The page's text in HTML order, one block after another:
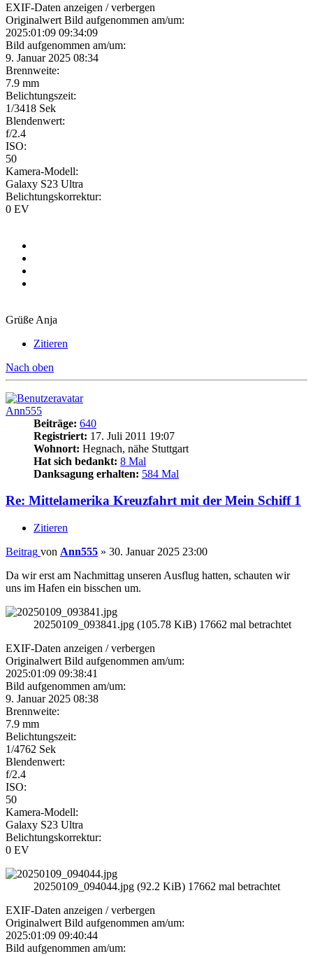
EXIF-Daten anzeigen / verbergen
Originalwert Bild aufgenommen am/um:
2025:01:09 09:34:09
Bild aufgenommen am/um:
9. Januar 2025 08:34
Brennweite:
7.9 mm
Belichtungszeit:
1/3418 Sek
Blendenwert:
f/2.4
ISO:
50
Kamera-Modell:
Galaxy S23 Ultra
Belichtungskorrektur:
0 EV
Grüße Anja
Zitieren
Nach oben
Ann555
Beiträge: 640
Registriert: 17. Juli 2011 19:07
Wohnort: Hegnach, nähe Stuttgart
Hat sich bedankt: 8 Mal
Danksagung erhalten: 584 Mal
Re: Mittelamerika Kreuzfahrt mit der Mein Schiff 1
Zitieren
Beitrag von Ann555 » 30. Januar 2025 23:00
Da wir erst am Nachmittag unseren Ausflug hatten, schauten wir
uns im Hafen ein bisschen um.
20250109_093841.jpg (105.78 KiB) 17662 mal betrachtet
EXIF-Daten anzeigen / verbergen
Originalwert Bild aufgenommen am/um:
2025:01:09 09:38:41
Bild aufgenommen am/um:
9. Januar 2025 08:38
Brennweite:
7.9 mm
Belichtungszeit:
1/4762 Sek
Blendenwert:
f/2.4
ISO:
50
Kamera-Modell:
Galaxy S23 Ultra
Belichtungskorrektur:
0 EV
20250109_094044.jpg (92.2 KiB) 17662 mal betrachtet
EXIF-Daten anzeigen / verbergen
Originalwert Bild aufgenommen am/um:
2025:01:09 09:40:44
Bild aufgenommen am/um: